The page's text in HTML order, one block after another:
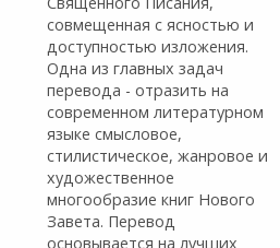
совмещенная с ясностью и
доступностью изложения.
Одна из главных задач
перевода - отразить на
современном литературном
языке смысловое,
стилистическое, жанровое и
художественное
многообразие книг Нового
Завета. Перевод
основывается на лучших